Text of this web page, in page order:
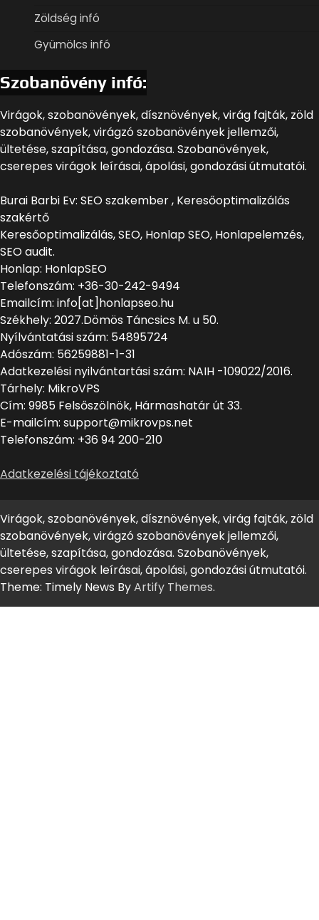
Zöldség infó
Gyümölcs infó
Szobanövény infó:
Virágok, szobanövények, dísznövények, virág fajták, zöld
szobanövények, virágzó szobanövények jellemzői,
ültetése, szapítása, gondozása. Szobanövények,
cserepes virágok leírásai, ápolási, gondozási útmutatói.
Burai Barbi Ev: SEO szakember , Keresőoptimalizálás
szakértő
Keresőoptimalizálás, SEO, Honlap SEO, Honlapelemzés,
SEO audit.
Honlap: HonlapSEO
Telefonszám: +36-30-242-9494
Emailcím: info[at]honlapseo.hu
Székhely: 2027.Dömös Táncsics M. u 50.
Nyílvántatási szám: 54895724
Adószám: 56259881-1-31
Adatkezelési nyilvántartási szám: NAIH -109022/2016.
Tárhely: MikroVPS
Cím: 9985 Felsőszölnök, Hármashatár út 33.
E-mailcím: support@mikrovps.net
Telefonszám: +36 94 200-210
Adatkezelési tájékoztató
Virágok, szobanövények, dísznövények, virág fajták, zöld
szobanövények, virágzó szobanövények jellemzői,
ültetése, szapítása, gondozása. Szobanövények,
cserepes virágok leírásai, ápolási, gondozási útmutatói.
Theme: Timely News ByArtify Themes.